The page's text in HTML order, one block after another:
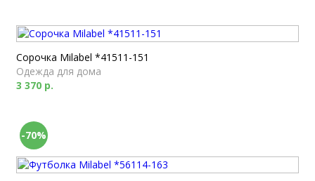
Сорочка Milabel *41511-151
Одежда для дома
3 370 р.
-70%